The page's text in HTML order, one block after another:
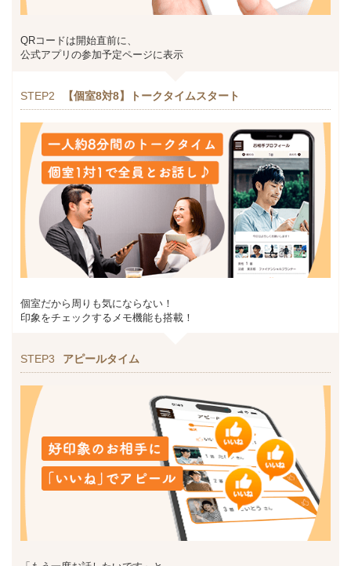
QRコードは開始直前に、
公式アプリの参加予定ページに表示
STEP2 【個室8対8】トークタイムスタート
個室だから周りも気にならない！
印象をチェックするメモ機能も搭載！
STEP3 アピールタイム